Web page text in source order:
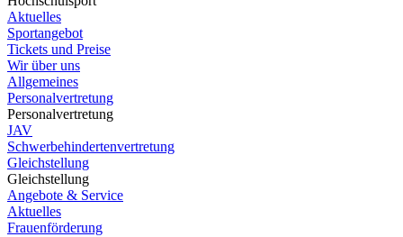
Aktuelles
Sportangebot
Tickets und Preise
Wir über uns
Allgemeines
Personalvertretung
Personalvertretung
JAV
Schwerbehindertenvertretung
Gleichstellung
Gleichstellung
Angebote & Service
Aktuelles
Frauenförderung